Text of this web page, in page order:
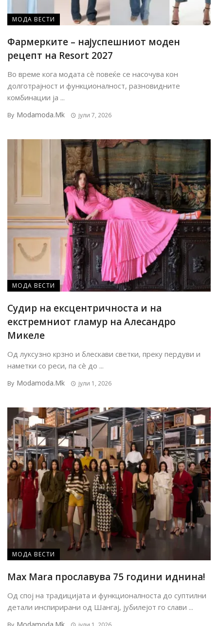
МОДА ВЕСТИ
Фармерките – најуспешниот моден
рецепт на Resort 2027
Во време кога модата сè повеќе се насочува кон
долготрајност и функционалност, разновидните
комбинации ја ...
By Modamoda.mk јули 7, 2026
МОДА ВЕСТИ
Судир на ексцентричноста и на
екстремниот гламур на Алесандро
Микеле
Од луксузно крзно и блескави светки, преку пердуви и
наметки со реси, па сè до ...
By Modamoda.mk јули 1, 2026
МОДА ВЕСТИ
Max Mara прославува 75 години иднина!
Од спој на традицијата и функционалноста до суптилни
детали инспирирани од Шангај, јубилејот го слави ...